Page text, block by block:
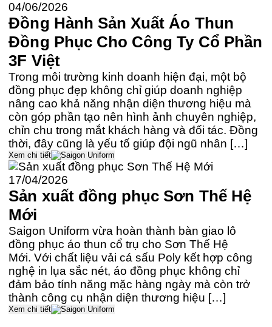
04/06/2026
Đồng Hành Sản Xuất Áo Thun
Đồng Phục Cho Công Ty Cổ Phần
3F Việt
Trong môi trường kinh doanh hiện đại, một bộ
đồng phục đẹp không chỉ giúp doanh nghiệp
nâng cao khả năng nhận diện thương hiệu mà
còn góp phần tạo nên hình ảnh chuyên nghiệp,
chỉn chu trong mắt khách hàng và đối tác. Đồng
thời, đây cũng là yếu tố giúp đội ngũ nhân […]
Xem chi tiết
17/04/2026
Sản xuất đồng phục Sơn Thế Hệ
Mới
Saigon Uniform vừa hoàn thành bàn giao lô
đồng phục áo thun cổ trụ cho Sơn Thế Hệ
Mới. Với chất liệu vải cá sấu Poly kết hợp công
nghệ in lụa sắc nét, áo đồng phục không chỉ
đảm bảo tính năng mặc hàng ngày mà còn trở
thành công cụ nhận diện thương hiệu […]
Xem chi tiết